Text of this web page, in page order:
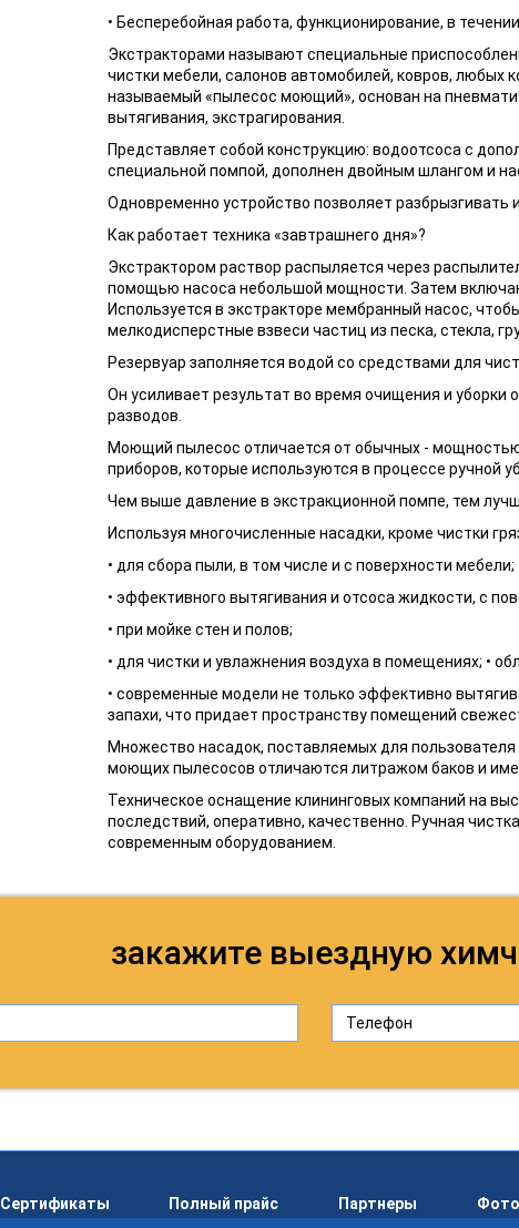
• Бесперебойная работа, функционирование, в
Экстракторами называют специальные
чистки мебели, салонов автомобилей, ковров, любых
называемый «пылесос моющий», основан на
вытягивания, экстрагирования.
Представляет собой конструкцию: водоотсоса с
специальной помпой, дополнен двойным шлангом и
Одновременно устройство позволяет разбрызгивать
Как работает техника «завтрашнего дня»?
Экстрактором раствор распыляется через
помощью насоса небольшой мощности. Затем
Используется в экстракторе мембранный насос,
мелкодисперстные взвеси частиц из песка, стекла,
Резервуар заполняется водой со средствами для
Он усиливает результат во время очищения и уборки
разводов.
Моющий пылесос отличается от обычных -
приборов, которые используются в процессе ручной
Чем выше давление в экстракционной помпе, тем
Используя многочисленные насадки, кроме чистки
• для сбора пыли, в том числе и с поверхности мебели;
• эффективного вытягивания и отсоса жидкости, с
• при мойке стен и полов;
• для чистки и увлажнения воздуха в помещениях; •
• современные модели не только эффективно
запахи, что придает пространству помещений
Множество насадок, поставляемых для
моющих пылесосов отличаются литражом баков и
Техническое оснащение клининговых компаний на
последствий, оперативно, качественно. Ручная
современным оборудованием.
закажите выездную
Сертификаты Полный прайс Партнеры